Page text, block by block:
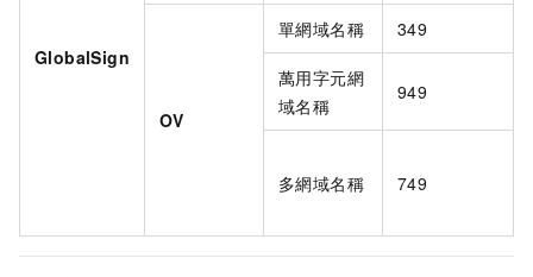
GlobalSign
OV
單網域名稱 349
萬用字元網
域名稱
949
多網域名稱 749